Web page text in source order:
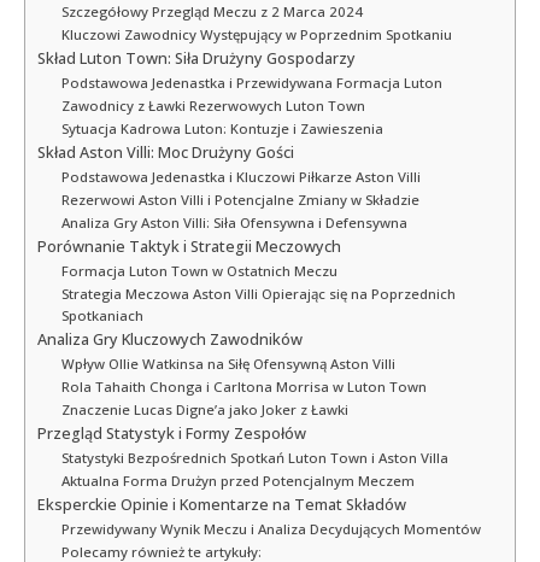
Szczegółowy Przegląd Meczu z 2 Marca 2024
Kluczowi Zawodnicy Występujący w Poprzednim Spotkaniu
Skład Luton Town: Siła Drużyny Gospodarzy
Podstawowa Jedenastka i Przewidywana Formacja Luton
Zawodnicy z Ławki Rezerwowych Luton Town
Sytuacja Kadrowa Luton: Kontuzje i Zawieszenia
Skład Aston Villi: Moc Drużyny Gości
Podstawowa Jedenastka i Kluczowi Piłkarze Aston Villi
Rezerwowi Aston Villi i Potencjalne Zmiany w Składzie
Analiza Gry Aston Villi: Siła Ofensywna i Defensywna
Porównanie Taktyk i Strategii Meczowych
Formacja Luton Town w Ostatnich Meczu
Strategia Meczowa Aston Villi Opierając się na Poprzednich
Spotkaniach
Analiza Gry Kluczowych Zawodników
Wpływ Ollie Watkinsa na Siłę Ofensywną Aston Villi
Rola Tahaith Chonga i Carltona Morrisa w Luton Town
Znaczenie Lucas Digne’a jako Joker z Ławki
Przegląd Statystyk i Formy Zespołów
Statystyki Bezpośrednich Spotkań Luton Town i Aston Villa
Aktualna Forma Drużyn przed Potencjalnym Meczem
Eksperckie Opinie i Komentarze na Temat Składów
Przewidywany Wynik Meczu i Analiza Decydujących Momentów
Polecamy również te artykuły: